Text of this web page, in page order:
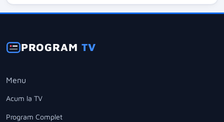
PROGRAMTV
Menu
Acum la TV
Program Complet